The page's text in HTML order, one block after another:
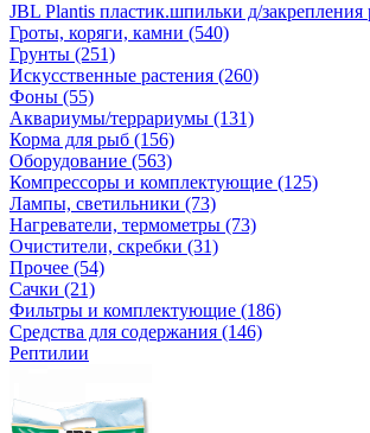
JBL Plantis пластик.шпильки д/закрепления
Гроты, коряги, камни (540)
Грунты (251)
Искусственные растения (260)
Фоны (55)
Аквариумы/террариумы (131)
Корма для рыб (156)
Оборудование (563)
Компрессоры и комплектующие (125)
Лампы, светильники (73)
Нагреватели, термометры (73)
Очистители, скребки (31)
Прочее (54)
Сачки (21)
Фильтры и комплектующие (186)
Средства для содержания (146)
Рептилии